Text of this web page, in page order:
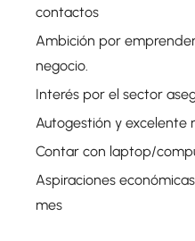
contactos
Ambición por
negocio.
Interés por el sector
Autogestión y excelente
Contar con laptop/
Aspiraciones
mes